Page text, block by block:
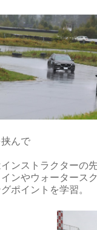
んで
ンストラクターの
ンやウォータース
ポイントを学習。